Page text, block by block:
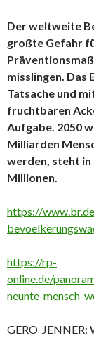
Der weltweite
großte Gefahr
misslingen. Das
Tatsache und
fruchtbaren
Aufgabe. 2050
Milliarden
werden, steht in
Millionen.
https://
https://rp-
online.de/
neunte-mensch-
GERO JENNER: